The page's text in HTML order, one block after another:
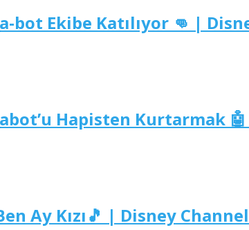
bot Ekibe Katılıyor 👊 |
Hapisten Kurtarmak
Ay Kızı🎵 | Disney